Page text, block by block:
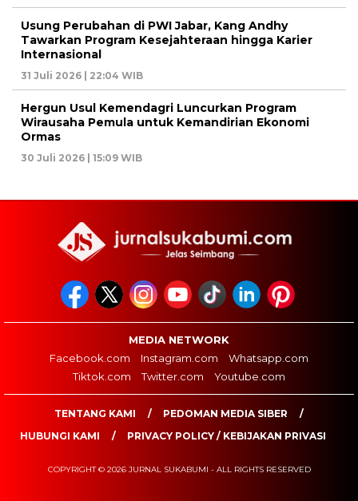
Usung Perubahan di PWI Jabar, Kang Andhy
Tawarkan Program Kesejahteraan hingga Karier
Internasional
31 Juli 2026 | 22:04 WIB
Hergun Usul Kemendagri Luncurkan Program
Wirausaha Pemula untuk Kemandirian Ekonomi
Ormas
30 Juli 2026 | 15:09 WIB
MEDIA NETWORK
Facebook.com
Instagram.com
Whatsapp.com
Tiktok.com
Twitter.com Youtube.com
TENTANG KAMI
PEDOMAN MEDIA SIBER
HUBUNGI KAMI
PRIVACY POLICY / KEBIJAKAN PRIVASI
COPYRIGHT © 2026 JURNAL SUKABUMI - ALL RIGHTS RESERVED